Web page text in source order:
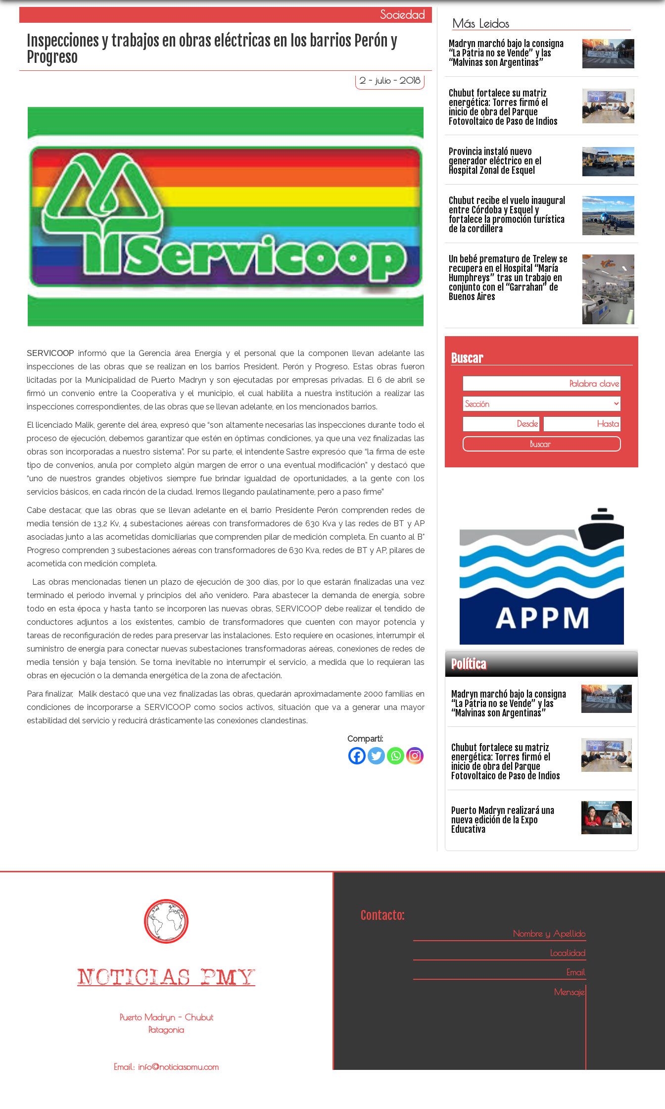
Sociedad
Inspecciones y trabajos en obras eléctricas en los barrios Perón y
Progreso
2 - julio - 2018
SERVICOOP informó que la Gerencia área Energía y el personal que la componen llevan adelante las
inspecciones de las obras que se realizan en los barrios President. Perón y Progreso. Estas obras fueron
licitadas por la Municipalidad de Puerto Madryn y son ejecutadas por empresas privadas. El 6 de abril se
firmó un convenio entre la Cooperativa y el municipio, el cual habilita a nuestra institución a realizar las
inspecciones correspondientes, de las obras que se llevan adelante, en los mencionados barrios.
El licenciado Malik, gerente del área, expresó que “son altamente necesarias las inspecciones durante todo el
proceso de ejecución, debemos garantizar que estén en óptimas condiciones, ya que una vez finalizadas las
obras son incorporadas a nuestro sistema”. Por su parte, el intendente Sastre expresóo que “la firma de este
tipo de convenios, anula por completo algún margen de error o una eventual modificación” y destacó que
“uno de nuestros grandes objetivos siempre fue brindar igualdad de oportunidades, a la gente con los
servicios básicos, en cada rincón de la ciudad. Iremos llegando paulatinamente, pero a paso firme”
Cabe destacar, que las obras que se llevan adelante en el barrio Presidente Perón comprenden redes de
media tensión de 13,2 Kv, 4 subestaciones aéreas con transformadores de 630 Kva y las redes de BT y AP
asociadas junto a las acometidas domiciliarias que comprenden pilar de medición completa. En cuanto al B°
Progreso comprenden 3 subestaciones aéreas con transformadores de 630 Kva, redes de BT y AP, pilares de
acometida con medición completa.
Las obras mencionadas tienen un plazo de ejecución de 300 días, por lo que estarán finalizadas una vez
terminado el periodo invernal y principios del año venidero. Para abastecer la demanda de energía, sobre
todo en esta época y hasta tanto se incorporen las nuevas obras, SERVICOOP debe realizar el tendido de
conductores adjuntos a los existentes, cambio de transformadores que cuenten con mayor potencia y
tareas de reconfiguración de redes para preservar las instalaciones. Esto requiere en ocasiones, interrumpir el
suministro de energía para conectar nuevas subestaciones transformadoras aéreas, conexiones de redes de
media tensión y baja tensión. Se torna inevitable no interrumpir el servicio, a medida que lo requieran las
obras en ejecución o la demanda energética de la zona de afectación.
Para finalizar, Malik destacó que una vez finalizadas las obras, quedarán aproximadamente 2000 familias en
condiciones de incorporarse a SERVICOOP como socios activos, situación que va a generar una mayor
estabilidad del servicio y reducirá drásticamente las conexiones clandestinas.
Compartí:
Más Leidos
Madryn marchó bajo la consigna
“La Patria no se Vende” y las
“Malvinas son Argentinas”
Chubut fortalece su matriz
energética: Torres firmó el
inicio de obra del Parque
Fotovoltaico de Paso de Indios
Provincia instaló nuevo
generador eléctrico en el
Hospital Zonal de Esquel
Chubut recibe el vuelo inaugural
entre Córdoba y Esquel y
fortalece la promoción turística
de la cordillera
Un bebé prematuro de Trelew se
recupera en el Hospital “María
Humphreys” tras un trabajo en
conjunto con el “Garrahan” de
Buenos Aires
Buscar
Política
Madryn marchó bajo la consigna
“La Patria no se Vende” y las
“Malvinas son Argentinas”
Chubut fortalece su matriz
energética: Torres firmó el
inicio de obra del Parque
Fotovoltaico de Paso de Indios
Puerto Madryn realizará una
nueva edición de la Expo
Educativa
Puerto Madryn - Chubut
Patagonia
Email: info@noticiaspmy.com
Contacto: